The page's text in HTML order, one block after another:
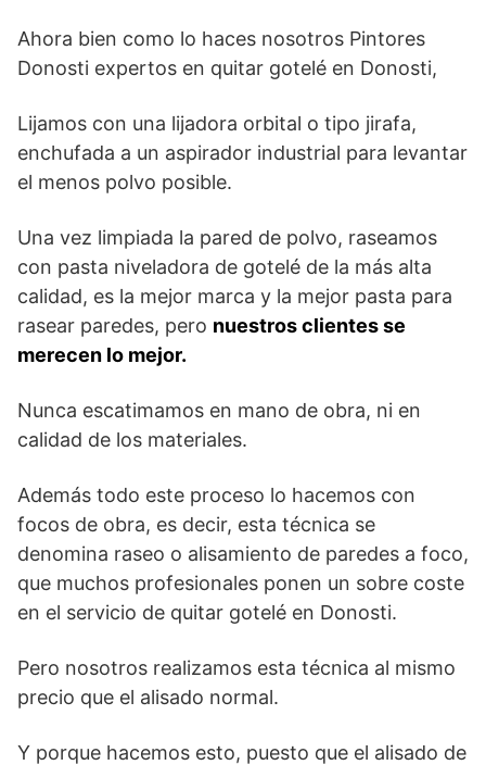
Ahora bien como lo haces nosotros Pintores
Donosti expertos en quitar gotelé en Donosti,
Lijamos con una lijadora orbital o tipo jirafa,
enchufada a un aspirador industrial para levantar
el menos polvo posible.
Una vez limpiada la pared de polvo, raseamos
con pasta niveladora de gotelé de la más alta
calidad, es la mejor marca y la mejor pasta para
rasear paredes, pero nuestros clientes se
merecen lo mejor.
Nunca escatimamos en mano de obra, ni en
calidad de los materiales.
Además todo este proceso lo hacemos con
focos de obra, es decir, esta técnica se
denomina raseo o alisamiento de paredes a foco,
que muchos profesionales ponen un sobre coste
en el servicio de quitar gotelé en Donosti.
Pero nosotros realizamos esta técnica al mismo
precio que el alisado normal.
Y porque hacemos esto, puesto que el alisado de